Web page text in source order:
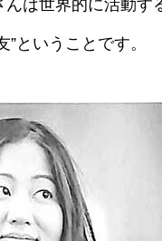
は世界的に活動す
ということです。